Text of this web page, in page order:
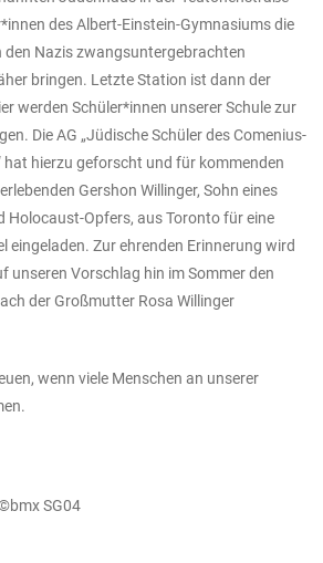
des Albert-Einstein-Gymnasiums die
den Nazis zwangsuntergebrachten
bringen. Letzte Station ist dann der
werden Schüler*innen unserer Schule zur
Die AG „Jüdische Schüler des Comenius-
hat hierzu geforscht und für kommenden
Gershon Willinger, Sohn eines
Holocaust-Opfers, aus Toronto für eine
eingeladen. Zur ehrenden Erinnerung wird
unseren Vorschlag hin im Sommer den
der Großmutter Rosa Willinger
wenn viele Menschen an unserer
SG04